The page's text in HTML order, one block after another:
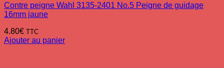
Contre peigne Wahl 3135-2401 No.5 Peigne de guidage
16mm jaune
4.80€ TTC
Ajouter au panier